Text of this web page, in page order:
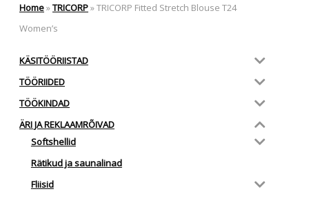
Home»TRICORP»TRICORP Fitted Stretch Blouse T24
Women’s
KÄSITÖÖRIISTAD
TÖÖRIIDED
TÖÖKINDAD
ÄRI JA REKLAAMRÕIVAD
Softshellid
Rätikud ja saunalinad
Fliisid